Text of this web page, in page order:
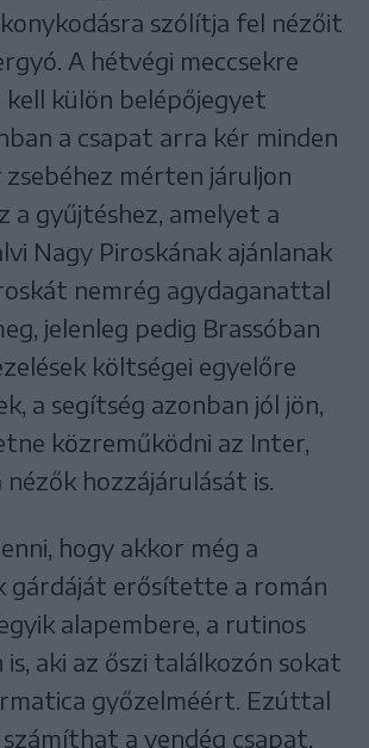
szólítja fel nézőit
A hétvégi meccsekre
külön belépőjegyet
a csapat arra kér minden
mérten járuljon
a gyűjtéshez, amelyet a
Nagy Piroskának ajánlanak
nemrég agydaganattal
jelenleg pedig Brassóban
költségei egyelőre
a segítség azonban jól jön,
közreműködni az Inter,
nézők hozzájárulását is.
hogy akkor még a
gárdáját erősítette a román
alapembere, a rutinos
aki az őszi találkozón sokat
győzelméért. Ezúttal
a vendég csapat,